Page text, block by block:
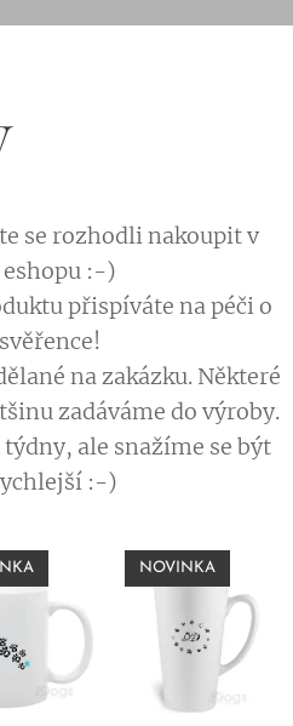
se rozhodli nakoupit v
eshopu :-)
přispíváte na péči o
na zakázku. Některé
zadáváme do výroby.
ale snažíme se být
:-)
NOVINKA